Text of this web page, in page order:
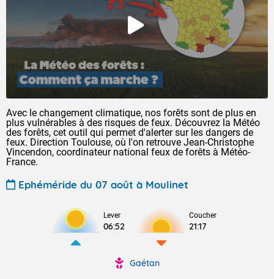
Avec le changement climatique, nos forêts sont de plus en
plus vulnérables à des risques de feux. Découvrez la Météo
des forêts, cet outil qui permet d'alerter sur les dangers de
feux. Direction Toulouse, où l'on retrouve Jean-Christophe
Vincendon, coordinateur national feux de forêts à Météo-
France.
Ephéméride du 07 août à Moulinet
Lever
06:52
Coucher
21:17
Gaétan